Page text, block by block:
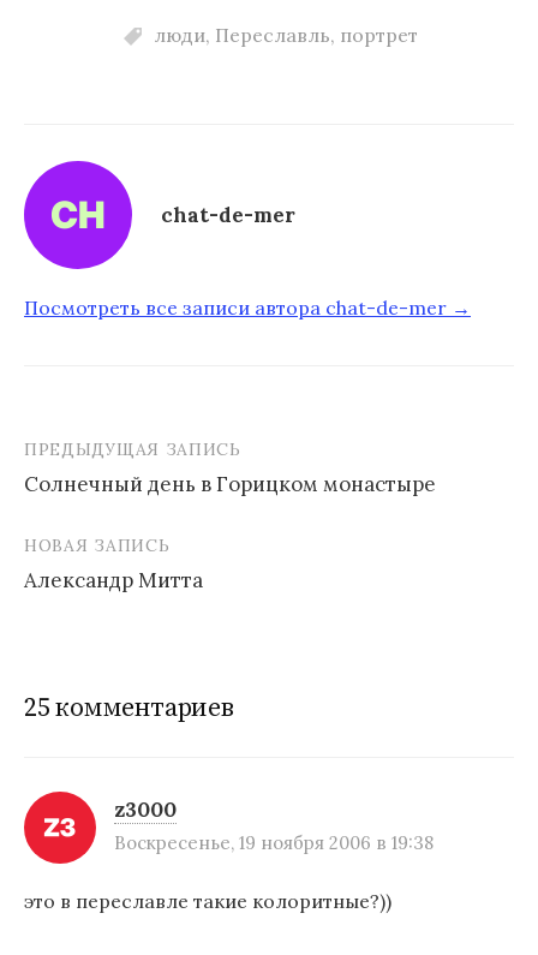
люди, Переславль, портрет
chat-de-mer
Посмотреть все записи автора chat-de-mer →
а
г
и
я
п
ПРЕДЫДУЩАЯ ЗАПИСЬ
Солнечный день в Горицком монастыре
НОВАЯ ЗАПИСЬ
Александр Митта
25 комментариев
z3000
Воскресенье, 19 ноября 2006 в 19:38
это в переславле такие колоритные?))